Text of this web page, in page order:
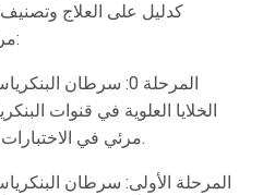
كدليل على العلاج
مراحل سرطان البنكرياس هي:
المرحلة 0: سرطان
الخلايا العلوية في قنوات
مرئي في الاختبارات التصويرية أو بالعين المجردة.
المرحلة الأولى: سرطان